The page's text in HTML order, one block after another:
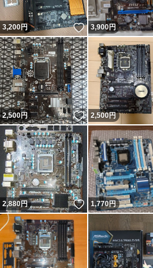
3,200円 いいね！
3,900円
2,500円 いいね！
2,500円
2,880円 いいね！
1,770円